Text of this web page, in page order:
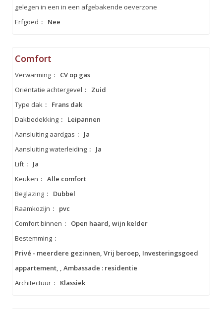
gelegen in een in een afgebakende oeverzone
Erfgoed : Nee
Comfort
Verwarming :
CV op gas
Oriëntatie achtergevel :
Zuid
Type dak :
Frans dak
Dakbedekking :
Leipannen
Aansluiting aardgas :
Ja
Aansluiting waterleiding :
Ja
Lift :
Ja
Keuken : Alle comfort
Beglazing :
Dubbel
Raamkozijn :
pvc
Comfort binnen :
Open haard, wijn kelder
Bestemming :
Privé - meerdere gezinnen, Vrij beroep, Investeringsgoed
appartement, , Ambassade : residentie
Architectuur : Klassiek